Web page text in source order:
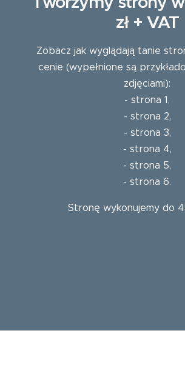
zł + VAT
Zobacz jak wyglądają tanie
cenie (wypełnione są
zdjęciami):
- strona 1 ,
- strona 2,
- strona 3,
- strona 4,
- strona 5,
- strona 6.
Stronę wykonujemy do